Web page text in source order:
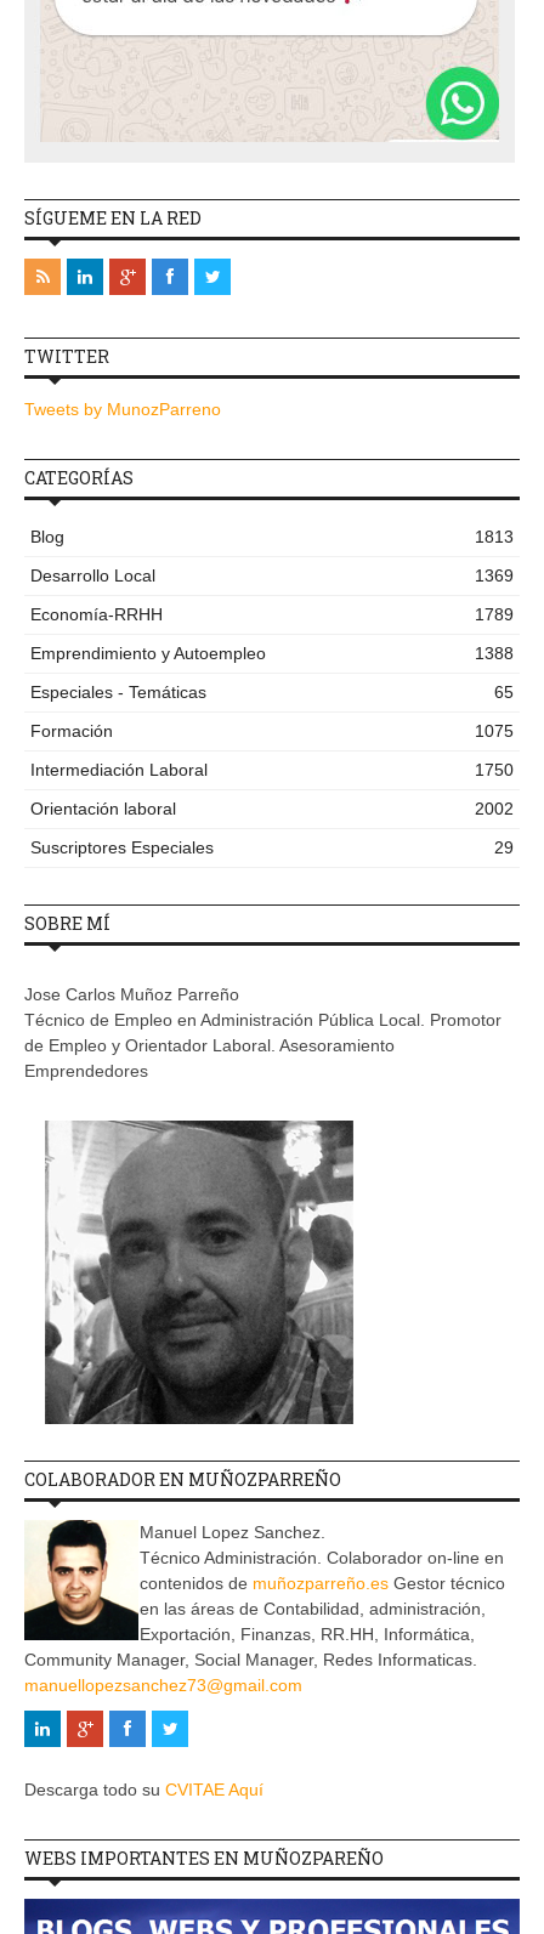
SÍGUEME EN LA RED
TWITTER
Tweets by MunozParreno
CATEGORÍAS
Blog
1813
Desarrollo Local
1369
Economía-RRHH
1789
Emprendimiento y Autoempleo
1388
Especiales - Temáticas
65
Formación
1075
Intermediación Laboral
1750
Orientación laboral
2002
Suscriptores Especiales
29
SOBRE MÍ
Jose Carlos Muñoz Parreño
Técnico de Empleo en Administración Pública Local. Promotor
de Empleo y Orientador Laboral. Asesoramiento
Emprendedores
COLABORADOR EN MUÑOZPARREÑO
Manuel Lopez Sanchez.
Técnico Administración. Colaborador on-line en
contenidos de muñozparreño.es Gestor técnico
en las áreas de Contabilidad, administración,
Exportación, Finanzas, RR.HH, Informática,
Community Manager, Social Manager, Redes Informaticas.
manuellopezsanchez73@gmail.com
Descarga todo su CVITAE Aquí
WEBS IMPORTANTES EN MUÑOZPAREÑO